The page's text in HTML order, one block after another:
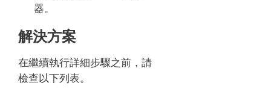
器。
解決方案
在繼續執行詳細步驟之前，請
檢查以下列表。